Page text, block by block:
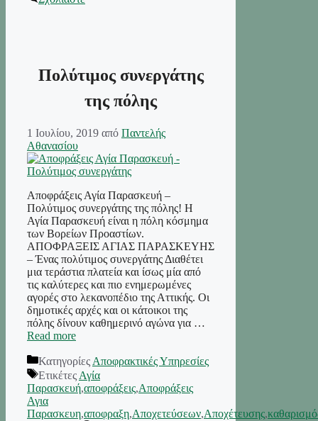
Πολύτιμος συνεργάτης
της πόλης
1 Ιουλίου, 2019 από Παντελής
Αθανασίου
Αποφράξεις Αγία Παρασκευή –
Πολύτιμος συνεργάτης της πόλης! Η
Αγία Παρασκευή είναι η πόλη κόσμημα
των Βορείων Προαστίων.
ΑΠΟΦΡΑΞΕΙΣ ΑΓΙΑΣ ΠΑΡΑΣΚΕΥΗΣ
– Ένας πολύτιμος συνεργάτης Διαθέτει
μια τεράστια πλατεία και ίσως μία από
τις καλύτερες και πιο ενημερωμένες
αγορές στο λεκανοπέδιο της Αττικής. Οι
δημοτικές αρχές και οι κάτοικοι της
πόλης δίνουν καθημερινό αγώνα για …
Read more
ΚατηγορίεςΑποφρακτικές Υπηρεσίες
ΕτικέτεςΑγία
Παρασκευή,αποφράξεις,Αποφράξεις
Αγια
Παρασκευη,αποφραξη,Αποχετεύσεων,Αποχέτευσης,